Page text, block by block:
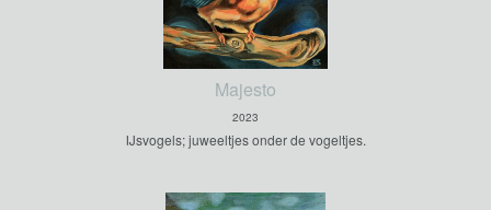
Majesto
2023
IJsvogels; juweeltjes onder de vogeltjes.